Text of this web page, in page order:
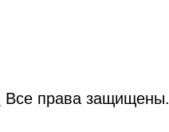
Все права защищены.